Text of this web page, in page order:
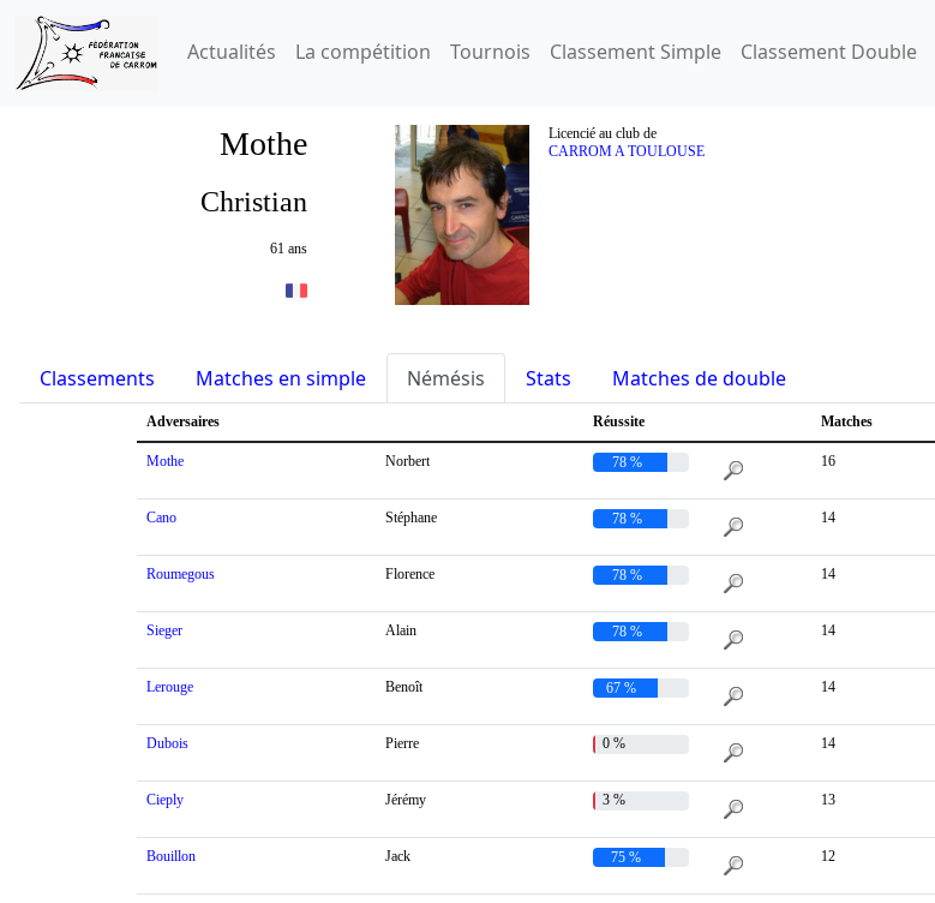
Actualités La compétition Tournois Classement Simple Classement Double
Mothe
Licencié au club de
CARROM A TOULOUSE
Christian
61 ans
Classements Matches en simple Némésis Stats Matches de double
Adversaires Réussite Matches
Mothe Norbert 78 % 16
Cano Stéphane 78 % 14
Roumegous Florence 78 % 14
Sieger Alain 78 % 14
Lerouge Benoît 67 % 14
Dubois Pierre 0 % 14
Cieply Jérémy 3 % 13
Bouillon Jack 75 % 12